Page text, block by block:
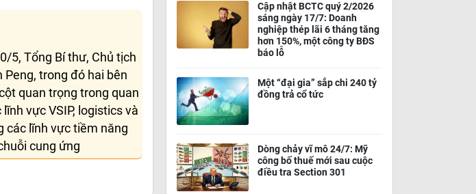
5, Tổng Bí thư, Chủ tịch
Peng, trong đó hai bên
quan trọng trong quan
vực VSIP, logistics và
các lĩnh vực tiềm năng
cung ứng
Cập nhật BCTC quý 2/2026
sáng ngày 17/7: Doanh
nghiệp thép lãi 6 tháng tăng
hơn 150%, một công ty BĐS
báo lỗ
Một “đại gia” sắp chi 240 tỷ
đồng trả cổ tức
Dòng chảy vĩ mô 24/7: Mỹ
công bố thuế mới sau cuộc
điều tra Section 301